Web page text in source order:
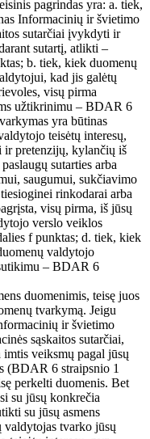
pagrindas yra: a. tiek,
Informacinių ir švietimo
sutarčiai įvykdyti ir
sutartį, atlikti –
b. tiek, kiek duomenų
kad jis galėtų
visų pirma
užtikrinimu – BDAR 6
yra būtinas
teisėtų interesų,
pretenzijų, kylančių iš
sutarties arba
saugumui, sukčiavimo
rinkodarai arba
visų pirma, iš jūsų
verslo veiklos
f punktas; d. tiek, kiek
valdytojo
– BDAR 6
duomenimis, teisę juos
tvarkymą. Jeigu
ir švietimo
sąskaitos sutarčiai,
veiksmų pagal jūsų
(BDAR 6 straipsnio 1
perkelti duomenis. Bet
su jūsų konkrečia
su jūsų asmens
valdytojas tvarko jūsų